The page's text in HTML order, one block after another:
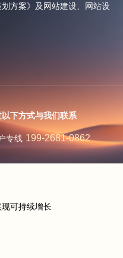
方案》及网站建设、网站设
下方式与我们联系
专线 199-2681-0862
可持续增长